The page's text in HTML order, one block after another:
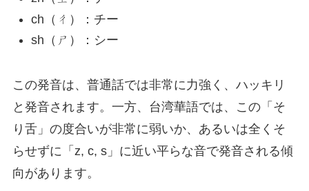
ch（ㄔ）：チー
sh（ㄕ）：シー
この発音は、普通話では非常に力強く、ハッキリ
と発音されます。一方、台湾華語では、この「そ
り舌」の度合いが非常に弱いか、あるいは全くそ
らせずに「z, c, s」に近い平らな音で発音される傾
向があります。